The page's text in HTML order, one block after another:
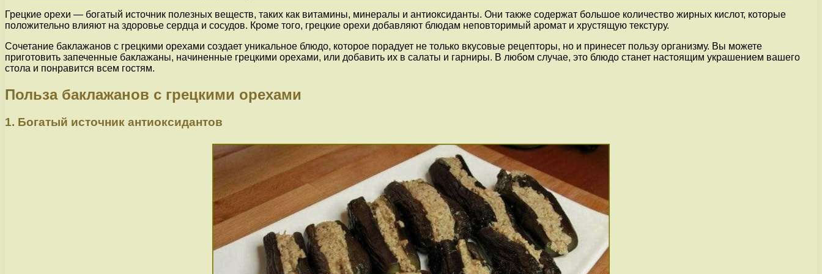
Грецкие орехи — богатый источник полезных веществ, таких как витамины, минералы и антиоксиданты. Они также содержат большое количество жирных кислот, которые
положительно влияют на здоровье сердца и сосудов. Кроме того, грецкие орехи добавляют блюдам неповторимый аромат и хрустящую текстуру.
Сочетание баклажанов с грецкими орехами создает уникальное блюдо, которое порадует не только вкусовые рецепторы, но и принесет пользу организму. Вы можете
приготовить запеченные баклажаны, начиненные грецкими орехами, или добавить их в салаты и гарниры. В любом случае, это блюдо станет настоящим украшением вашего
стола и понравится всем гостям.
Польза баклажанов с грецкими орехами
1. Богатый источник антиоксидантов